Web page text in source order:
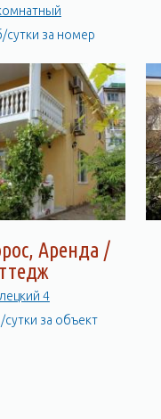
сутки за номер
Аренда /
4
за объект